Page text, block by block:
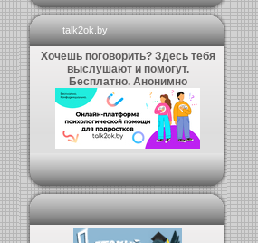
talk2ok.by
Хочешь поговорить? Здесь тебя
выслушают и помогут.
Бесплатно. Анонимно